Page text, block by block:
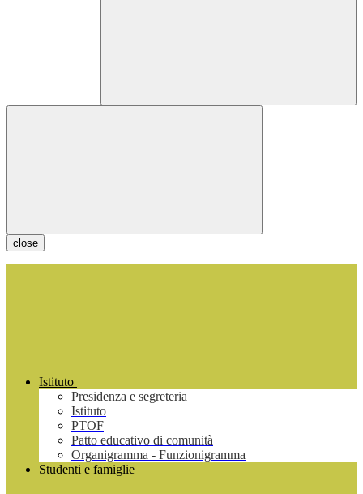
close
Istituto
Presidenza e segreteria
Istituto
PTOF
Patto educativo di comunità
Organigramma - Funzionigramma
Studenti e famiglie